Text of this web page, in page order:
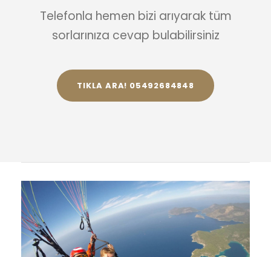
Telefonla hemen bizi arıyarak tüm
sorlarınıza cevap bulabilirsiniz
TIKLA ARA! 05492684848